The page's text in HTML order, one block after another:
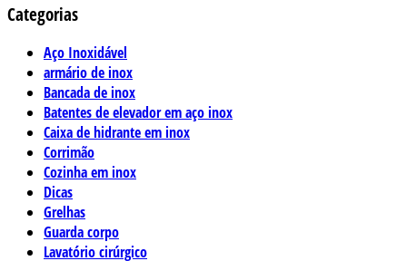
Categorias
Aço Inoxidável
armário de inox
Bancada de inox
Batentes de elevador em aço inox
Caixa de hidrante em inox
Corrimão
Cozinha em inox
Dicas
Grelhas
Guarda corpo
Lavatório cirúrgico